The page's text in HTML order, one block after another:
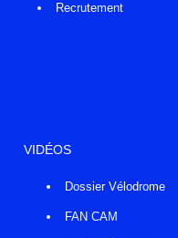
Recrutement
VIDÉOS
Dossier Vélodrome
FAN CAM